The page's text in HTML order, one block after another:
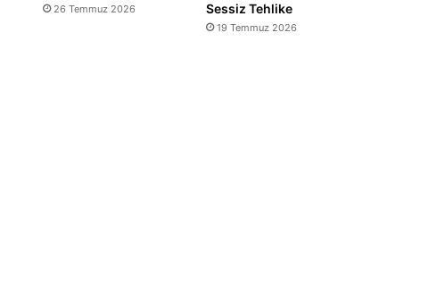
26 Temmuz 2026
Sessiz Tehlike
19 Temmuz 2026